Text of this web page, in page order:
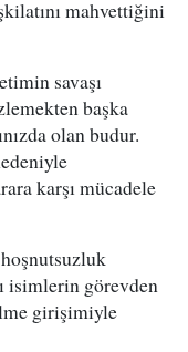
mahvettiğini
savaşı
başka
olan budur.
karşı mücadele
isimlerin görevden
girişimiyle